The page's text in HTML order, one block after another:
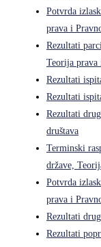
Potvrda
prava i
Rezultati
Teorija
Rezultati
Rezultati
Rezultati
društava
Terminski
države,
Potvrda
prava i
Rezultati
Rezultati